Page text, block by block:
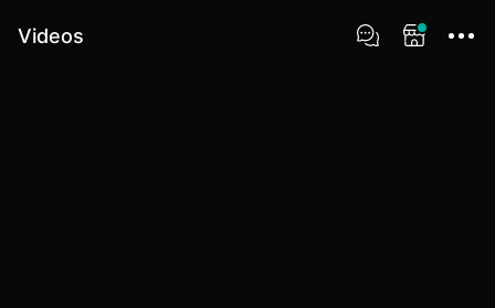
Videos